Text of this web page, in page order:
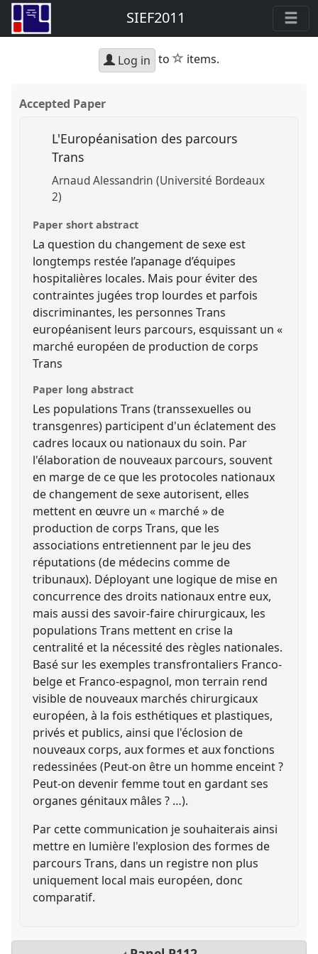
SIEF2011
Log in to star
items.
Accepted Paper
L'Européanisation des parcours
Trans
Arnaud Alessandrin (Université Bordeaux
2)
Paper short abstract
La question du changement de sexe est
longtemps restée l’apanage d’équipes
hospitalières locales. Mais pour éviter des
contraintes jugées trop lourdes et parfois
discriminantes, les personnes Trans
européanisent leurs parcours, esquissant un «
marché européen de production de corps
Trans
Paper long abstract
Les populations Trans (transsexuelles ou
transgenres) participent d'un éclatement des
cadres locaux ou nationaux du soin. Par
l'élaboration de nouveaux parcours, souvent
en marge de ce que les protocoles nationaux
de changement de sexe autorisent, elles
mettent en œuvre un « marché » de
production de corps Trans, que les
associations entretiennent par le jeu des
réputations (de médecins comme de
tribunaux). Déployant une logique de mise en
concurrence des droits nationaux entre eux,
mais aussi des savoir-faire chirurgicaux, les
populations Trans mettent en crise la
centralité et la nécessité des règles nationales.
Basé sur les exemples transfrontaliers Franco-
belge et Franco-espagnol, mon terrain rend
visible de nouveaux marchés chirurgicaux
européen, à la fois esthétiques et plastiques,
privés et publics, ainsi que l'éclosion de
nouveaux corps, aux formes et aux fonctions
redessinées (Peut-on être un homme enceint ?
Peut-on devenir femme tout en gardant ses
organes génitaux mâles ? …).
Par cette communication je souhaiterais ainsi
mettre en lumière l'explosion des formes de
parcours Trans, dans un registre non plus
uniquement local mais européen, donc
comparatif.